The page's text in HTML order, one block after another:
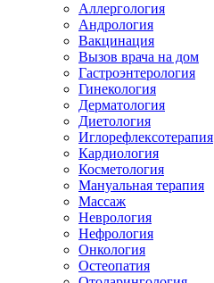
Аллергология
Андрология
Вакцинация
Вызов врача на дом
Гастроэнтерология
Гинекология
Дерматология
Диетология
Иглорефлексотерапия
Кардиология
Косметология
Мануальная терапия
Массаж
Неврология
Нефрология
Онкология
Остеопатия